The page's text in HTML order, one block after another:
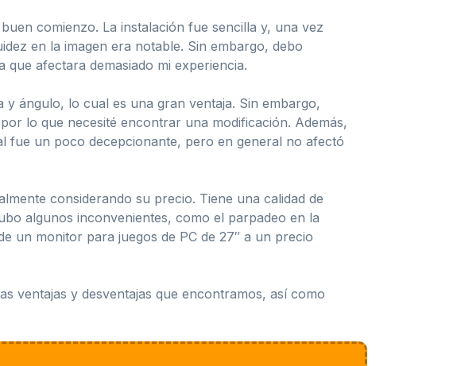
comienzo. La instalación fue sencilla y, una vez
en la imagen era notable. Sin embargo, debo
afectara demasiado mi experiencia.
ángulo, lo cual es una gran ventaja. Sin embargo,
lo que necesité encontrar una modificación. Además,
fue un poco decepcionante, pero en general no afectó
considerando su precio. Tiene una calidad de
algunos inconvenientes, como el parpadeo en la
un monitor para juegos de PC de 27″ a un precio
ventajas y desventajas que encontramos, así como